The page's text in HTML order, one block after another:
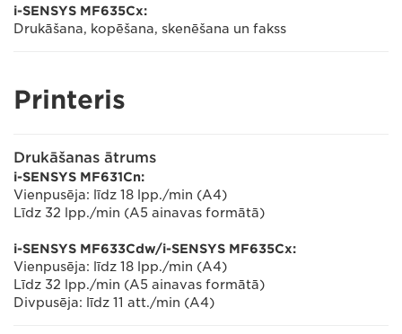
i-SENSYS MF635Cx:
Drukāšana, kopēšana, skenēšana un fakss
Printeris
Drukāšanas ātrums
i-SENSYS MF631Cn:
Vienpusēja: līdz 18 lpp./min (A4)
Līdz 32 lpp./min (A5 ainavas formātā)
i-SENSYS MF633Cdw/i-SENSYS MF635Cx:
Vienpusēja: līdz 18 lpp./min (A4)
Līdz 32 lpp./min (A5 ainavas formātā)
Divpusēja: līdz 11 att./min (A4)